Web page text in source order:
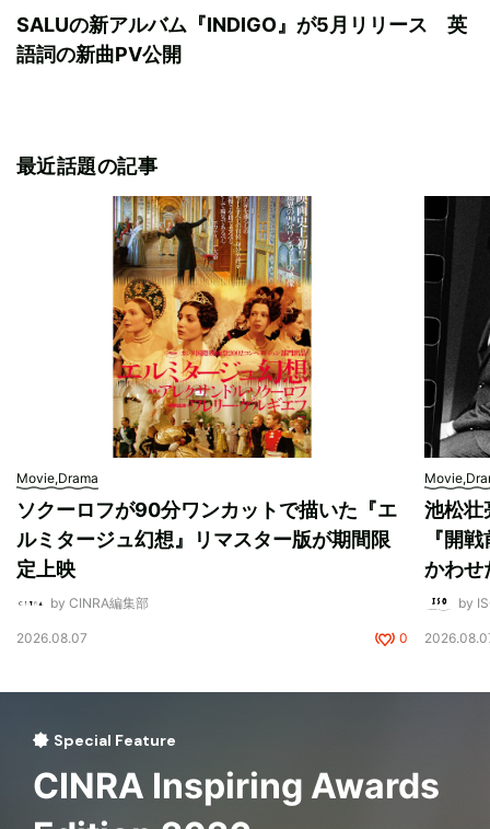
SALUの新アルバム『INDIGO』が5月リリース 英
語詞の新曲PV公開
最近話題の記事
Movie,Drama
ソクーロフが90分ワンカットで描いた『エ
ルミタージュ幻想』リマスター版が期間限
定上映
by CINRA編集部
2026.08.07 0
池松壮
『開
かわせ
by
Special Feature
CINRA Inspiring Awards